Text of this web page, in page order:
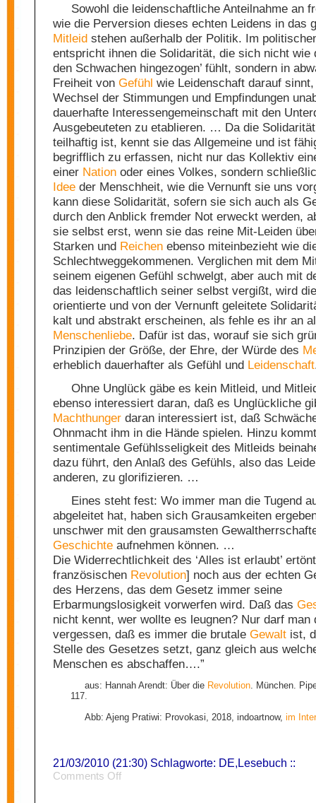
Sowohl die leidenschaftliche Anteilnahme an
wie die Perversion dieses echten Leidens in das
Mitleid stehen außerhalb der Politik. Im
entspricht ihnen die Solidarität, die sich nicht wie
den Schwachen hingezogen’ fühlt, sondern in
Freiheit von Gefühl wie Leidenschaft darauf
Wechsel der Stimmungen und Empfindungen
dauerhafte Interessengemeinschaft mit den
Ausgebeuteten zu etablieren. … Da die
teilhaftig ist, kennt sie das Allgemeine und ist
begrifflich zu erfassen, nicht nur das Kollektiv
einer Nation oder eines Volkes, sondern
Idee der Menschheit, wie die Vernunft sie uns
kann diese Solidarität, sofern sie sich auch als
durch den Anblick fremder Not erweckt werden,
sie selbst erst, wenn sie das reine Mit-Leiden
Starken und Reichen ebenso miteinbezieht wie
Schlechtweggekommenen. Verglichen mit dem
seinem eigenen Gefühl schwelgt, aber auch mit
das leidenschaftlich seiner selbst vergißt, wird
orientierte und von der Vernunft geleitete
kalt und abstrakt erscheinen, als fehle es ihr an
Menschenliebe. Dafür ist das, worauf sie sich
Prinzipien der Größe, der Ehre, der Würde des
erheblich dauerhafter als Gefühl und Leidenschaft
Ohne Unglück gäbe es kein Mitleid, und
ebenso interessiert daran, daß es Unglückliche
Machthunger daran interessiert ist, daß
Ohnmacht ihm in die Hände spielen. Hinzu
sentimentale Gefühlsseligkeit des Mitleids
dazu führt, den Anlaß des Gefühls, also das
anderen, zu glorifizieren. …
Eines steht fest: Wo immer man die Tugend
abgeleitet hat, haben sich Grausamkeiten
unschwer mit den grausamsten
Geschichte aufnehmen können. …
Die Widerrechtlichkeit des ‘Alles ist erlaubt’
französischen Revolution] noch aus der echten
des Herzens, das dem Gesetz immer seine
Erbarmungslosigkeit vorwerfen wird. Daß das
nicht kennt, wer wollte es leugnen? Nur darf man
vergessen, daß es immer die brutale Gewalt ist,
Stelle des Gesetzes setzt, ganz gleich aus
Menschen es abschaffen….”
aus: Hannah Arendt: Über die Revolution. München.
117.
Abb: Ajeng Pratiwi: Provokasi, 2018, indoartnow, im
21/03/2010 (21:30) Schlagworte: DE,Lesebuch ::
Comments Offon